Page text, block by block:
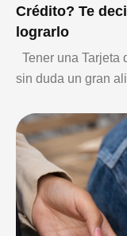
Crédito? Te
lograrlo
Tener una Tarjeta
sin duda un gran